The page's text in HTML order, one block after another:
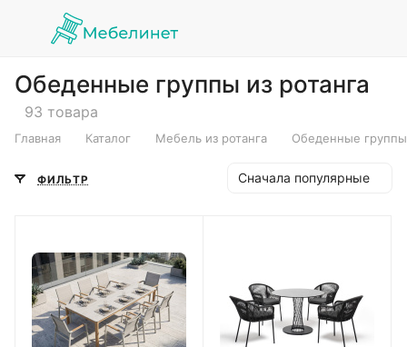
Обеденные группы из ротанга
93 товара
Главная Каталог Мебель из ротанга Обеденные группы
ФИЛЬТР Сначала популярные